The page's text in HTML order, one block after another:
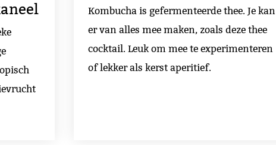
Kombucha is gefermenteerde thee. Je kan
er van alles mee maken, zoals deze thee
cocktail. Leuk om mee te experimenteren
of lekker als kerst aperitief.